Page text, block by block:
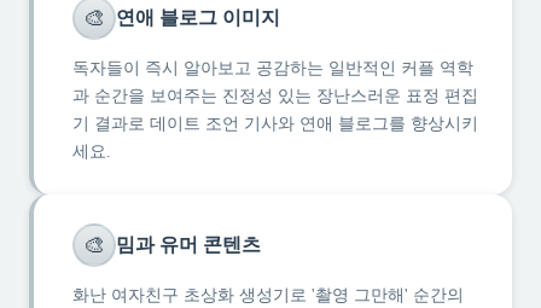
🎨 연애 블로그 이미지
독자들이 즉시 알아보고 공감하는 일반적인 커플 역학
과 순간을 보여주는 진정성 있는 장난스러운 표정 편집
기 결과로 데이트 조언 기사와 연애 블로그를 향상시키
세요.
🎨 밈과 유머 콘텐츠
화난 여자친구 초상화 생성기로 '촬영 그만해' 순간의